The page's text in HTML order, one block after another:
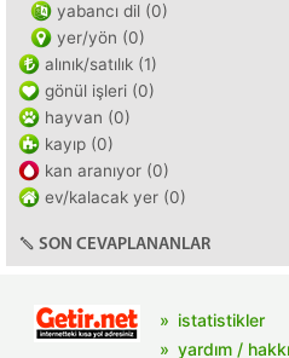
yabancı dil (0)
yer/yön (0)
alınık/satılık (1)
gönül işleri (0)
hayvan (0)
kayıp (0)
kan aranıyor (0)
ev/kalacak yer (0)
SON CEVAPLANANLAR
istatistikler
yardım /